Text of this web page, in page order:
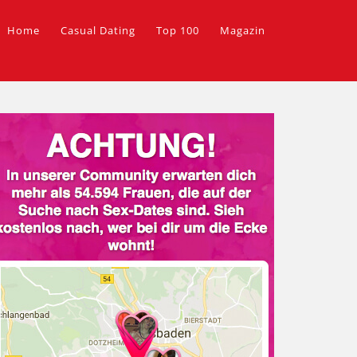
Home Casual Dating Top 100 Magazin